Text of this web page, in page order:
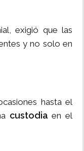
exigió que las
y no solo en
hasta el
custodia en el